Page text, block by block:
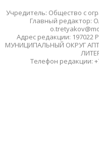
Учредитель: Общество с
Главный редактор:
Адрес редакции: 197022
МУНИЦИПАЛЬНЫЙ ОКРУГ
Телефон редакции: